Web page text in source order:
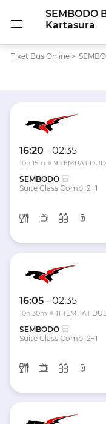
SEMBODO
Kartasura
Tiket Bus Online >
16:20 - 02:35
10h 15m 9 TEMPAT
SEMBODO
Suite Class Combi 2+1
16:05 - 02:35
10h 30m 11 TEMPAT
SEMBODO
Suite Class Combi 2+1